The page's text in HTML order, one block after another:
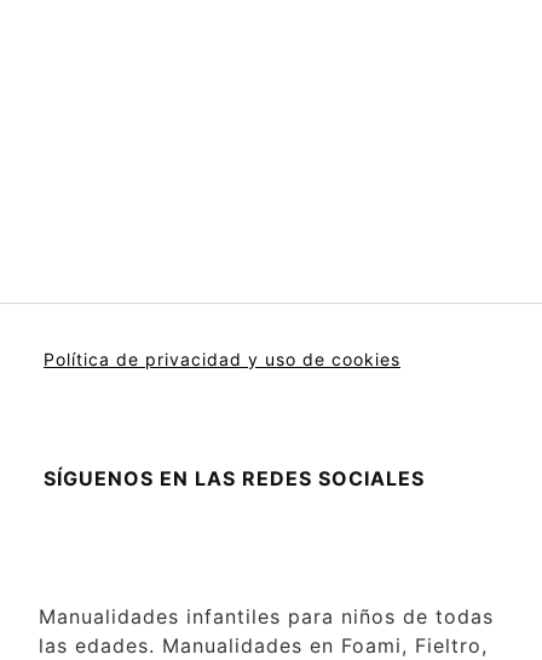
Política de privacidad y uso de cookies
SÍGUENOS EN LAS REDES SOCIALES
Manualidades infantiles para niños de todas
las edades. Manualidades en Foami, Fieltro,